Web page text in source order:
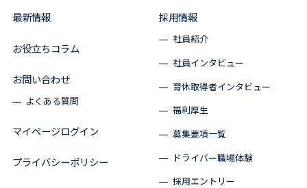
最新情報
お役立ちコラム
お問い合わせ
よくある質問
マイページログイン
プライバシーポリシー
採用情報
社員紹介
社員インタビュー
育休取得者インタビュー
福利厚生
募集要項一覧
ドライバー職場体験
採用エントリー